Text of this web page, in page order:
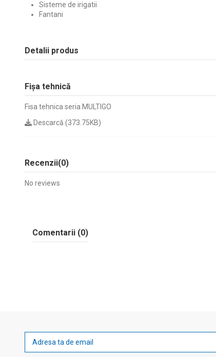
Sisteme de irigatii
Fantani
Detalii produs
Fișa tehnică
Fisa tehnica seria MULTIGO
Descarcă (373.75KB)
Recenzii(0)
No reviews
Comentarii (0)